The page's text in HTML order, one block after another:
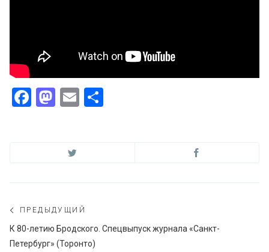
Facebook
Mastodon
Email
Навигация
по
ПРЕДЫДУЩИЙ
Предыдущий
пост:
К 80-летию Бродского. Спецвыпуск журнала «Санкт-
Петербург» (Торонто)